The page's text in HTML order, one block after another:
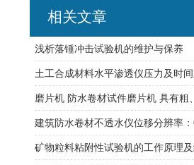
相关文章
浅析落锤冲击试验机的维护与保养
矿物粒料粘附性试验机的工作原理